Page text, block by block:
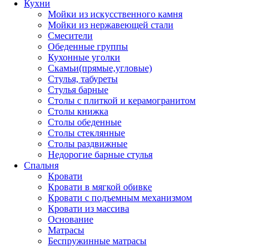
Кухни
Мойки из искусственного камня
Мойки из нержавеющей стали
Смесители
Обеденные группы
Кухонные уголки
Скамьи(прямые,угловые)
Стулья, табуреты
Стулья барные
Столы с плиткой и керамогранитом
Столы книжка
Столы обеденные
Столы стеклянные
Столы раздвижные
Недорогие барные стулья
Спальня
Кровати
Кровати в мягкой обивке
Кровати с подъемным механизмом
Кровати из массива
Основание
Матрасы
Беспружинные матрасы